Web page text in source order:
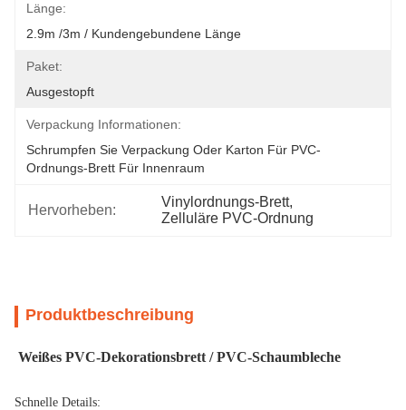
Länge:
2.9m /3m / Kundengebundene Länge
Paket:
Ausgestopft
Verpackung Informationen:
Schrumpfen Sie Verpackung Oder Karton Für PVC-
Ordnungs-Brett Für Innenraum
Hervorheben:
Vinylordnungs-Brett,
Zelluläre PVC-Ordnung
Produktbeschreibung
Weißes PVC-Dekorationsbrett / PVC-Schaumbleche
Schnelle Details: